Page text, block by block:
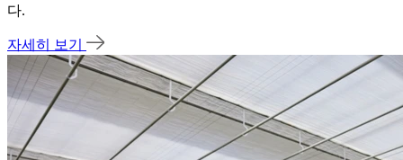
다.
자세히 보기